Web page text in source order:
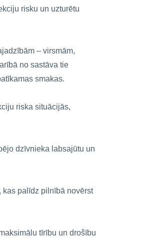
risku un uzturētu
– virsmām,
no sastāva tie
smakas.
riska situācijās,
dzīvnieka labsajūtu un
kas palīdz pilnībā novērst
tīrību un drošību